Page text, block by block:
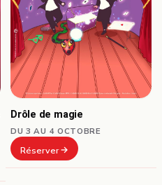
Drôle de magie
DU 3 AU 4 OCTOBRE
Réserver